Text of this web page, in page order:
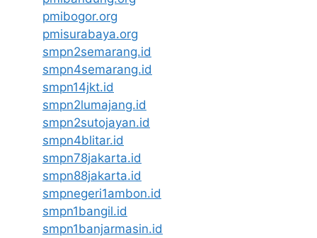
pmibogor.org
pmisurabaya.org
smpn2semarang.id
smpn4semarang.id
smpn14jkt.id
smpn2lumajang.id
smpn2sutojayan.id
smpn4blitar.id
smpn78jakarta.id
smpn88jakarta.id
smpnegeri1ambon.id
smpn1bangil.id
smpn1banjarmasin.id